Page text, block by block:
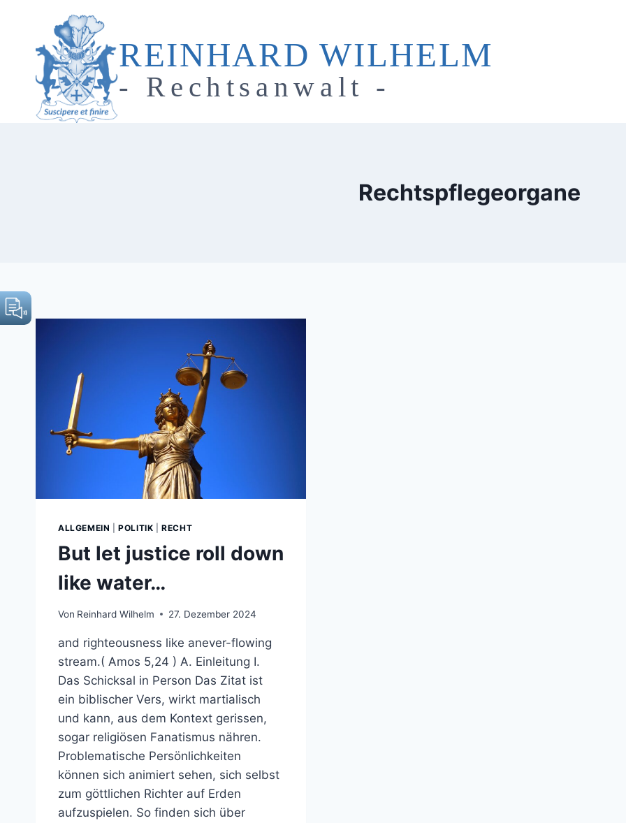
springen
REINHARD WILHELM
- Rechtsanwalt -
Rechtspflegeorgane
ALLGEMEIN |POLITIK |RECHT
But let justice roll down
like water…
Von Reinhard Wilhelm 27. Dezember 2024
and righteousness like anever-flowing
stream.( Amos 5,24 ) A. Einleitung I.
Das Schicksal in Person Das Zitat ist
ein biblischer Vers, wirkt martialisch
und kann, aus dem Kontext gerissen,
sogar religiösen Fanatismus nähren.
Problematische Persönlichkeiten
können sich animiert sehen, sich selbst
zum göttlichen Richter auf Erden
aufzuspielen. So finden sich über